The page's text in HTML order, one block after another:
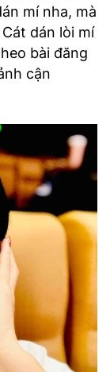
mí nha, mà
dán lòi mí
bài đăng
cận